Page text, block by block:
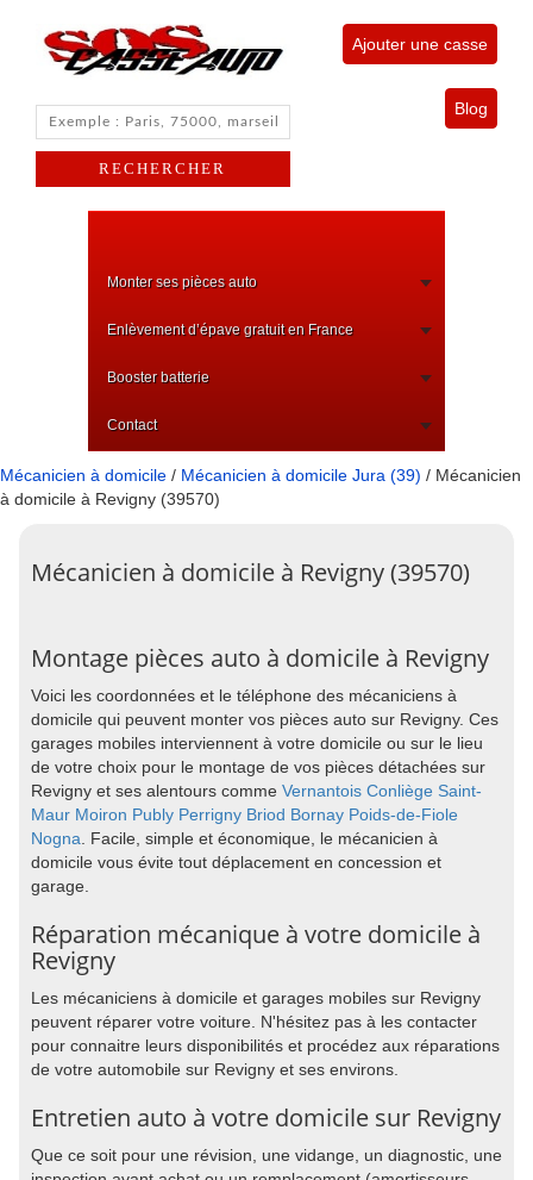
Ajouter une casse
Blog
Monter ses pièces auto
Enlèvement d’épave gratuit en France
Booster batterie
Contact
Mécanicien à domicile / Mécanicien à domicile Jura (39) / Mécanicien
à domicile à Revigny (39570)
Mécanicien à domicile à Revigny (39570)
Montage pièces auto à domicile à Revigny
Voici les coordonnées et le téléphone des mécaniciens à
domicile qui peuvent monter vos pièces auto sur Revigny. Ces
garages mobiles interviennent à votre domicile ou sur le lieu
de votre choix pour le montage de vos pièces détachées sur
Revigny et ses alentours comme Vernantois Conliège Saint-
Maur Moiron Publy Perrigny Briod Bornay Poids-de-Fiole
Nogna. Facile, simple et économique, le mécanicien à
domicile vous évite tout déplacement en concession et
garage.
Réparation mécanique à votre domicile à
Revigny
Les mécaniciens à domicile et garages mobiles sur Revigny
peuvent réparer votre voiture. N'hésitez pas à les contacter
pour connaitre leurs disponibilités et procédez aux réparations
de votre automobile sur Revigny et ses environs.
Entretien auto à votre domicile sur Revigny
Que ce soit pour une révision, une vidange, un diagnostic, une